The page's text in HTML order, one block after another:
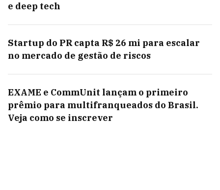
e deep tech
Startup do PR capta R$ 26 mi para escalar
no mercado de gestão de riscos
EXAME e CommUnit lançam o primeiro
prêmio para multifranqueados do Brasil.
Veja como se inscrever